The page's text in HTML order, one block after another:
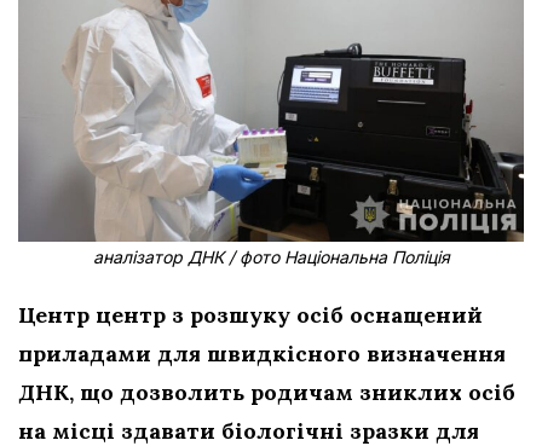
аналізатор ДНК / фото Національна Поліція
Центр центр з розшуку осіб оснащений
приладами для швидкісного визначення
ДНК, що дозволить родичам зниклих осіб
на місці здавати біологічні зразки для